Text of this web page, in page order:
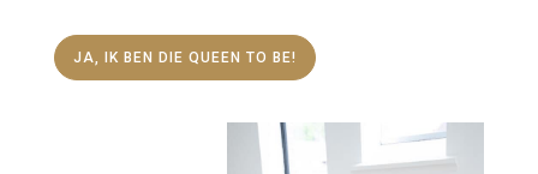
JA, IK BEN DIE QUEEN TO BE!